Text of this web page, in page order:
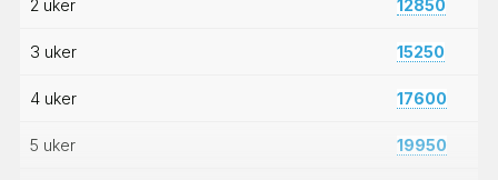
2 uker 12850
3 uker 15250
4 uker 17600
5 uker 19950